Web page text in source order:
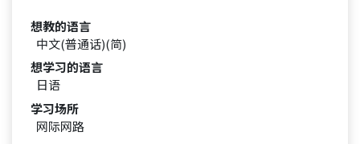
想教的语言
中文(普通话)(简)
想学习的语言
日语
学习场所
网际网路